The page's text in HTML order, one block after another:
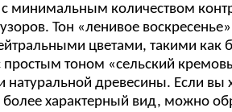
минимальным количеством
Тон «ленивое
цветами, такими как
простым тоном «сельский
натуральной древесины. Если вы
более характерный вид, можно